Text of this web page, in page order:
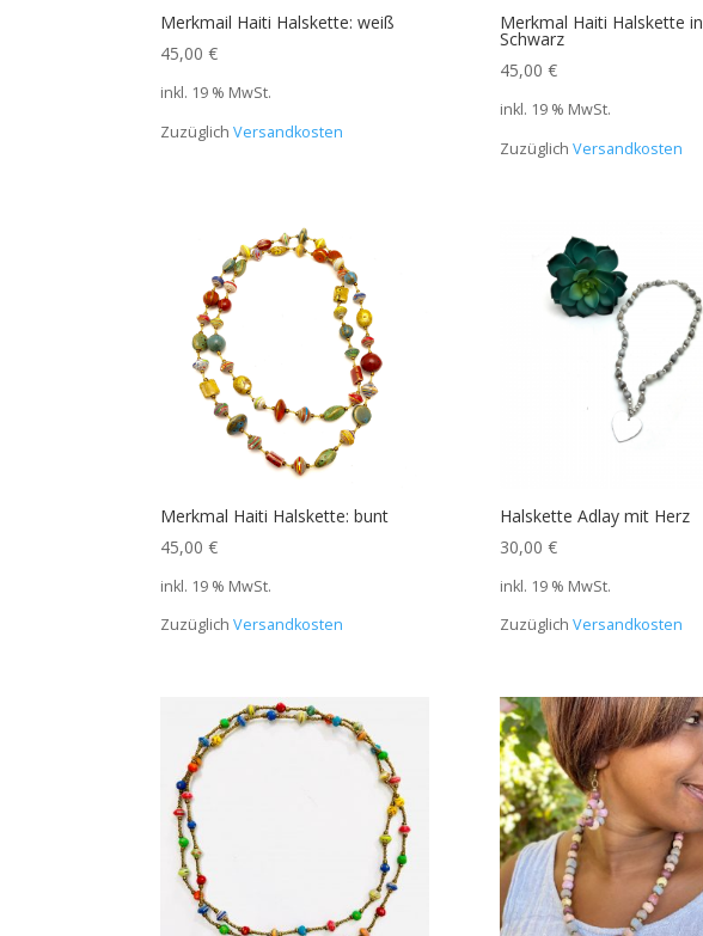
Merkmail Haiti Halskette: weiß
45,00€
inkl. 19 % MwSt.
ZuzüglichVersandkosten
Merkmal Haiti Halskette in
Schwarz
45,00 €
inkl. 19 % MwSt.
Zuzüglich Versandkosten
Merkmal Haiti Halskette: bunt
45,00€
inkl. 19 % MwSt.
ZuzüglichVersandkosten
Halskette Adlay mit Herz
30,00 €
inkl. 19 % MwSt.
Zuzüglich Versandkosten